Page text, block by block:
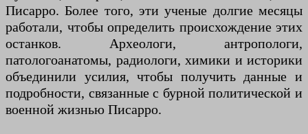
Писарро. Более того, эти ученые долгие месяцы
работали, чтобы определить происхождение этих
останков. Археологи, антропологи,
патологоанатомы, радиологи, химики и историки
объединили усилия, чтобы получить данные и
подробности, связанные с бурной политической и
военной жизнью Писарро.